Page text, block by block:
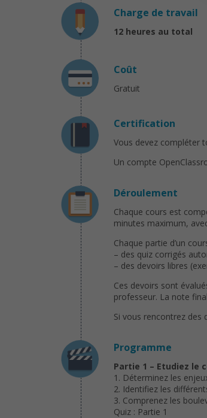
Charge de travail
12 heures au total
Coût
Gratuit
Certification
Vous devez compléter
Un compte
Déroulement
Chaque cours est
minutes maximum,
Chaque partie d’un
– des quiz corrigés
– des devoirs libres
Ces devoirs sont
professeur. La note
Si vous rencontrez des
Programme
Partie 1 – Etudiez le
1. Déterminez les
2. Identifiez les
3. Comprenez les
Quiz : Partie 1